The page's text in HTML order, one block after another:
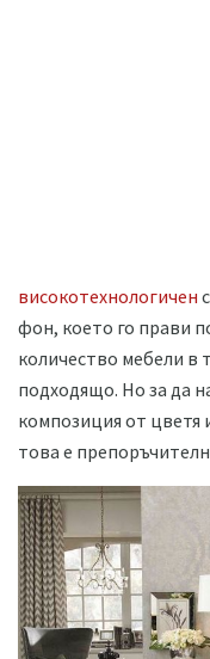
високотехнологичен
фон, което го прави
количество мебели в
подходящо. Но за да
композиция от цветя
това е